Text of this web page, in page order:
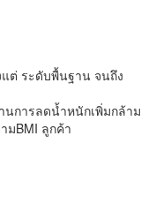
ต่ ระดับพื้นฐาน จนถึง
นการลดน้ำหนักเพิ่มกล้าม
มBMI ลูกค้า